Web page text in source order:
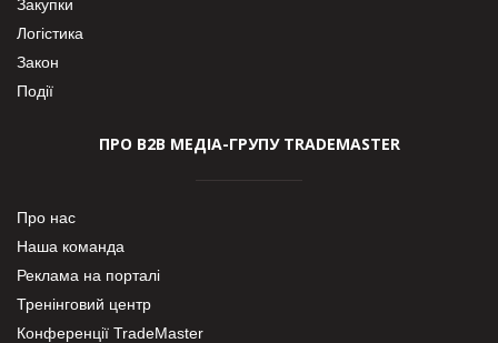
Закупки
Логістика
Закон
Події
ПРО В2В МЕДІА-ГРУПУ TRADEMASTER
Про нас
Наша команда
Реклама на порталі
Тренінговий центр
Конференції TradeMaster